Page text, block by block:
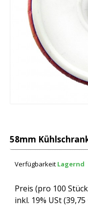
58mm
Verfügbarkeit Lagernd
Preis (pro 100
inkl. 19% USt (39,75